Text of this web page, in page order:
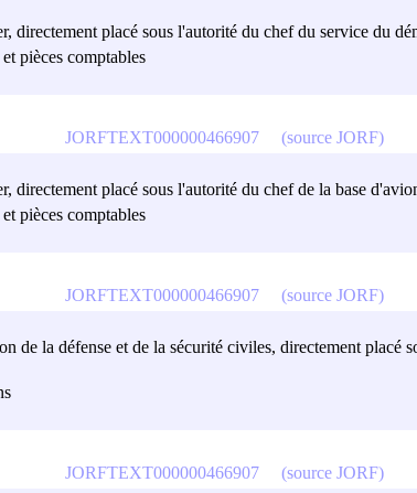
directement placé sous l'autorité du chef du service du
pièces comptables
directement placé sous l'autorité du chef de la base
pièces comptables
JORFTEXT000000466907 (source JORF)
de la défense et de la sécurité civiles, directement placé
JORFTEXT000000466907 (source JORF)
JORFTEXT000000466907 (source JORF)